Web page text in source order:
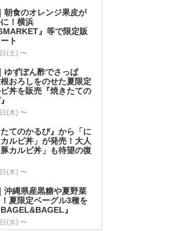
朝食のオレンジ果皮が
！横浜
』等で限定販
ト
(土) 〜
ゆずぽん酢でさっぱ
おろしをのせた夏限定
丼を販売『焼きたての
(木) 〜
たてのかるび』から「に
ルビ丼」が発売！大人
カルビ丼」も待望の復
(木) 〜
沖縄県産黒糖や夏野菜
夏限定ベーグル3種を
』
(水) 〜